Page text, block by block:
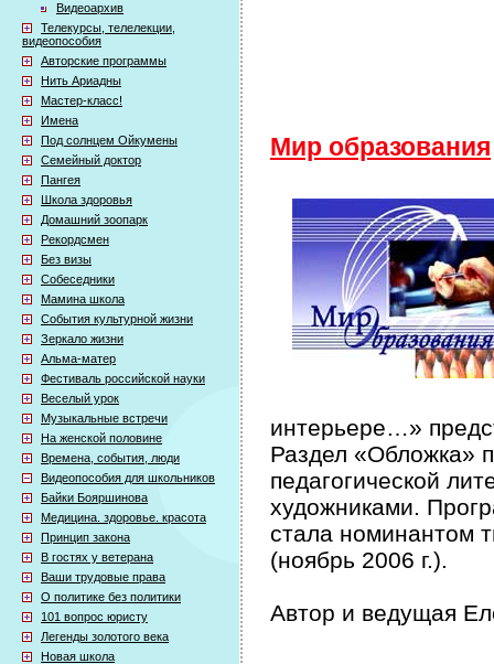
Видеоархив
Телекурсы, телелекции,
видеопособия
Авторские программы
Нить Ариадны
Мастер-класс!
Имена
Под солнцем Ойкумены
Семейный доктор
Пангея
Школа здоровья
Домашний зоопарк
Рекордсмен
Без визы
Собеседники
Мамина школа
События культурной жизни
Зеркало жизни
Альма-матер
Фестиваль российской науки
Веселый урок
Музыкальные встречи
На женской половине
Времена, события, люди
Видеопособия для школьников
Байки Бояршинова
Медицина. здоровье. красота
Принцип закона
В гостях у ветерана
Ваши трудовые права
О политике без политики
101 вопрос юристу
Легенды золотого века
Новая школа
Мир образования
интерьере…»
Раздел «Обложка»
педагогической
художниками.
стала номинантом
(ноябрь 2006 г.).
Автор и ведущая